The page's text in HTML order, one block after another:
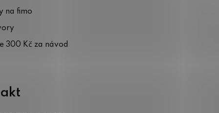
na fimo
300 Kč za návod